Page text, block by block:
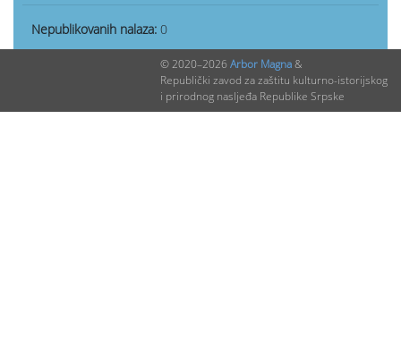
Nepublikovanih nalaza: 0
© 2020–2026 Arbor Magna&
Republički zavod za zaštitu kulturno-istorijskog
i prirodnog nasljeđa Republike Srpske